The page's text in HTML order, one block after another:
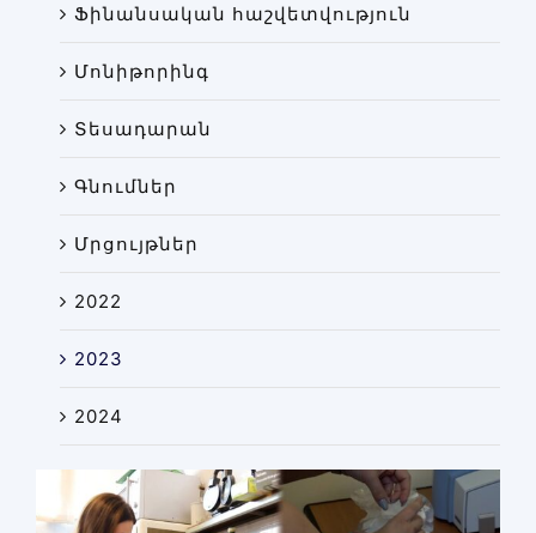
Ֆինանսական հաշվետվություն
Մոնիթորինգ
Տեսադարան
Գնումներ
Մրցույթներ
2022
2023
2024